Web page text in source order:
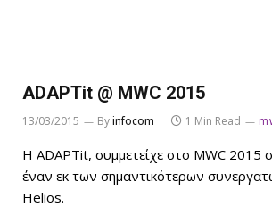
ADAPTit @ MWC 2015
13/03/2015 Byinfocom 1 Min Read
Η ADAPTit, συμμετείχε στο MWC 2015
έναν εκ των σημαντικότερων
Helios.